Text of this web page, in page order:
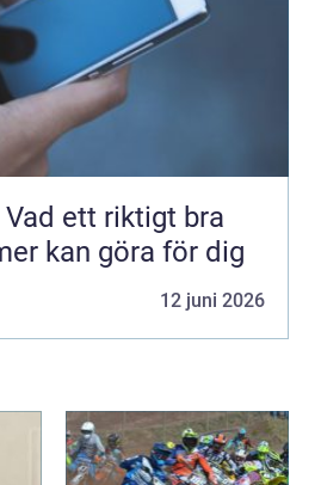
ett riktigt bra
kan göra för dig
12 juni 2026